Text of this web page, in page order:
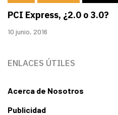
PCI Express, ¿2.0 o 3.0?
10 junio, 2016
ENLACES ÚTILES
Acerca de Nosotros
Publicidad